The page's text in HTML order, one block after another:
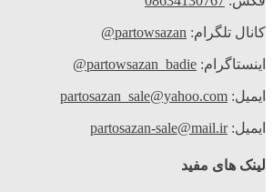
تلگرام:partowsazan@
partowsazan_badie@
partosazan_sale@yahoo.com
partosazan-sale@mail.ir
های مفید